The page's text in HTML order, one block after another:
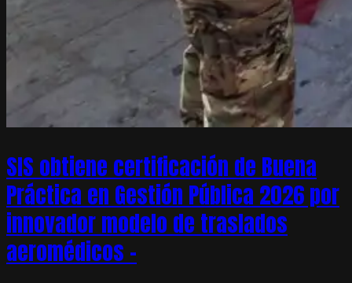
SIS obtiene certificación de Buena
Práctica en Gestión Pública 2026 por
innovador modelo de traslados
aeromédicos –